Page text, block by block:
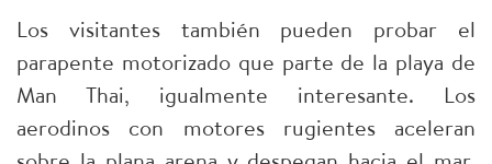
Los visitantes también pueden probar el
parapente motorizado que parte de la playa de
Man Thai, igualmente interesante. Los
aerodinos con motores rugientes aceleran